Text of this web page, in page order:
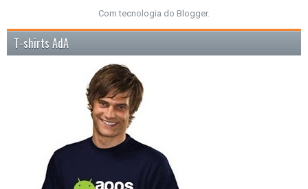
Com tecnologia do Blogger.
T-shirts AdA